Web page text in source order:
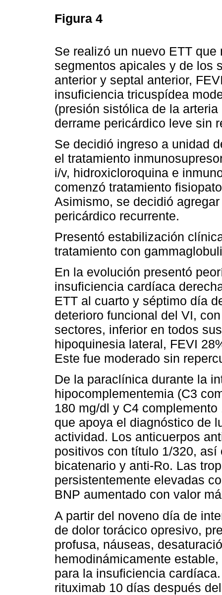
Figura 4
Se realizó un nuevo ETT
segmentos apicales y de los
anterior y septal anterior,
insuficiencia tricuspídea
(presión sistólica de la
derrame pericárdico leve sin
Se decidió ingreso a unidad
el tratamiento
i/v, hidroxicloroquina e
comenzó tratamiento
Asimismo, se decidió
pericárdico recurrente.
Presentó estabilización
tratamiento con
En la evolución presentó
insuficiencia cardíaca
ETT al cuarto y séptimo día
deterioro funcional del VI,
sectores, inferior en todos
hipoquinesia lateral, FEVI
Este fue moderado sin
De la paraclínica durante la
hipocomplementemia (C3
180 mg/dl y C4
que apoya el diagnóstico de
actividad. Los anticuerpos
positivos con título 1/320,
bicatenario y anti-Ro. Las
persistentemente elevadas
BNP aumentado con valor
A partir del noveno día de
de dolor torácico opresivo,
profusa, náuseas,
hemodinámicamente
para la insuficiencia
rituximab 10 días después